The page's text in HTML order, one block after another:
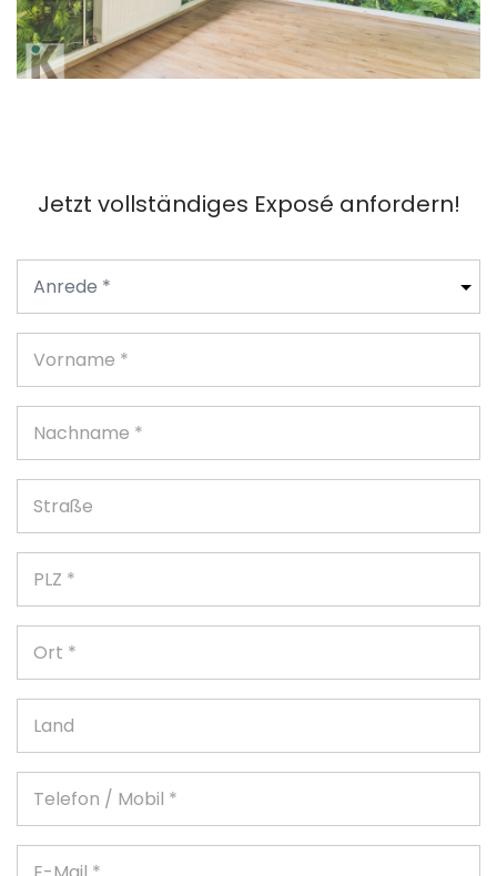
Jetzt vollständiges Exposé anfordern!